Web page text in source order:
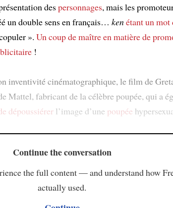
despersonnages, mais les
un double sens en français… kenétant un mot
». Un coup de maîtreen matière de
!
inventivité cinématographique, le film de
Mattel, fabricant de la célèbre poupée, qui a
dépoussiérer l’image d’une poupée
Continue the conversation
the full content — and understand how
actually used.